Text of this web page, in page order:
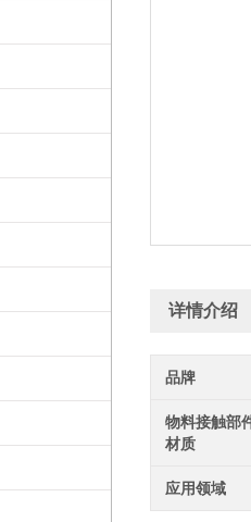
详情介绍
品牌
物料接触部
材质
应用领域